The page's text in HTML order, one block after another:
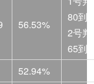
56.53%
80到
2号
65到
52.94%